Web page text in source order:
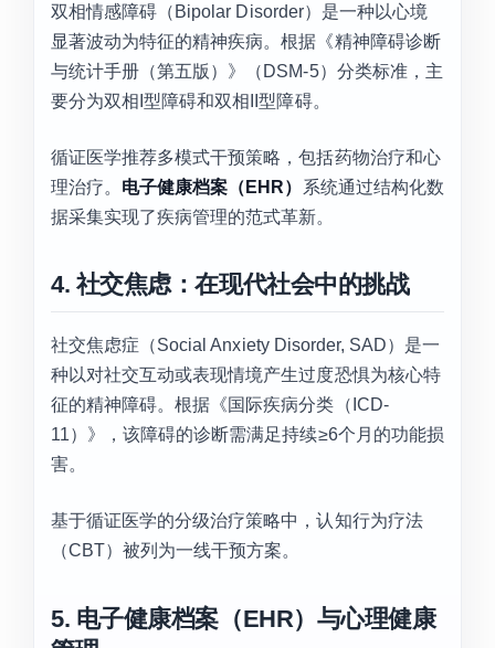
双相情感障碍（Bipolar Disorder）是一种以心境
显著波动为特征的精神疾病。根据《精神障碍诊断
与统计手册（第五版）》（DSM-5）分类标准，主
要分为双相I型障碍和双相II型障碍。
循证医学推荐多模式干预策略，包括药物治疗和心
理治疗。 电子健康档案（EHR） 系统通过结构化数
据采集实现了疾病管理的范式革新。
4. 社交焦虑：在现代社会中的挑战
社交焦虑症（Social Anxiety Disorder, SAD）是一
种以对社交互动或表现情境产生过度恐惧为核心特
征的精神障碍。根据《国际疾病分类（ICD-
11）》，该障碍的诊断需满足持续≥6个月的功能损
害。
基于循证医学的分级治疗策略中，认知行为疗法
（CBT）被列为一线干预方案。
5. 电子健康档案（EHR）与心理健康